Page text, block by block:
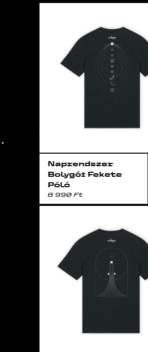
Naprendszer
Bolygói Fekete
Póló
8 990 Ft